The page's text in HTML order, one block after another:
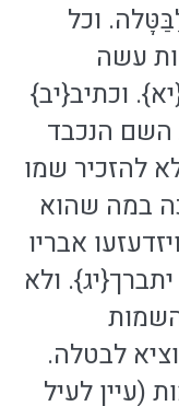
וכל
עשה
וכתיב{יב}
השם הנכבד
להזכיר שמו
במה שהוא
אבריו
ולא
לבטלה.
(עיין לעיל